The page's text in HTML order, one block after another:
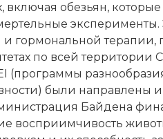
включая обезьян,
и гормональной терапии,
по всей территории
(программы
были направлены
Байдена
восприимчивость